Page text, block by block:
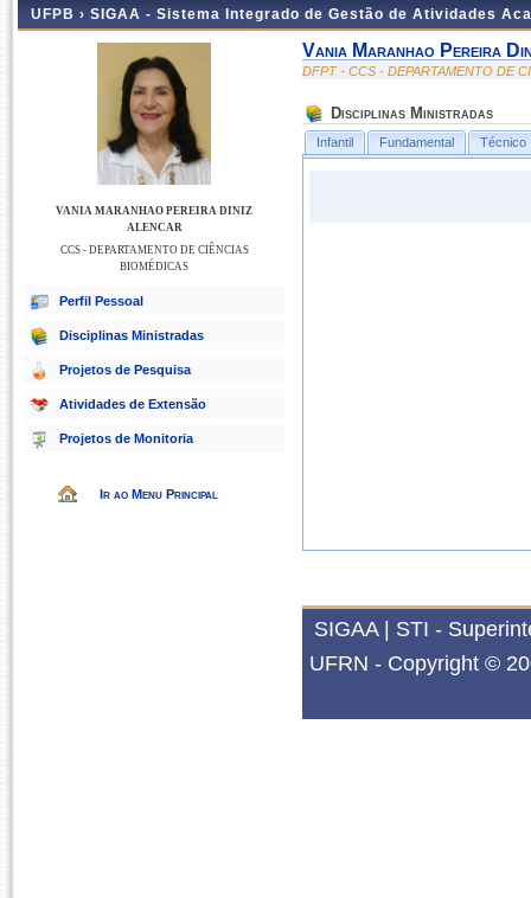
UFPB › SIGAA - Sistema Integrado de Gestão de Atividades
VANIA MARANHAO PEREIRA DINIZ
ALENCAR
CCS - DEPARTAMENTO DE CIÊNCIAS
BIOMÉDICAS
Perfil Pessoal
Disciplinas Ministradas
Projetos de Pesquisa
Atividades de Extensão
Projetos de Monitoria
Ir ao Menu Principal
Vania Maranhao Pereira
DFPT - CCS - DEPARTAMENTO DE
Disciplinas Ministradas
Infantil Fundamental Técnico
SIGAA | STI -
UFRN - Copyright ©